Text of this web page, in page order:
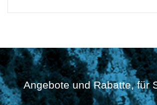
Angebote und Rabatte, für